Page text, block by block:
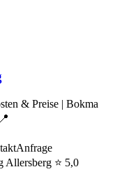
& Preise | Bokma
Allersberg ⭐ 5,0